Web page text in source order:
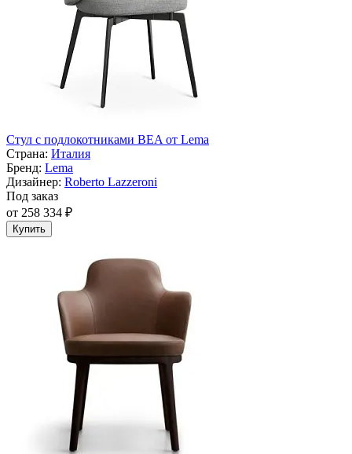
Cтул с подлокотниками BEA от Lema
Страна: Италия
Бренд: Lema
Дизайнер: Roberto Lazzeroni
Под заказ
от 258 334 ₽
Купить